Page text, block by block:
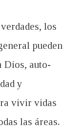
los
pueden
Dios, auto-
y
vivir vidas
las áreas.